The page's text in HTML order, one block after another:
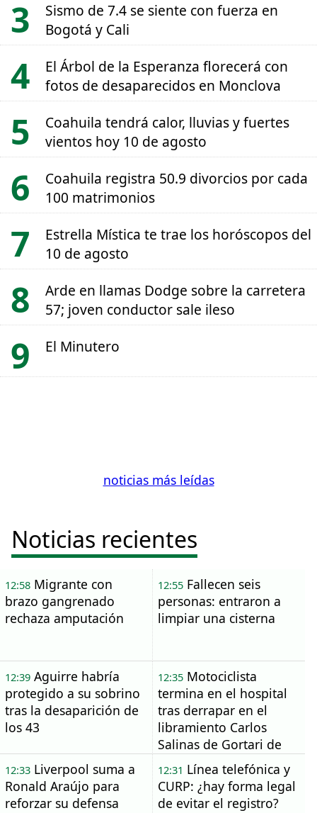
Sismo de 7.4 se siente con fuerza en
Bogotá y Cali
El Árbol de la Esperanza florecerá con
fotos de desaparecidos en Monclova
Coahuila tendrá calor, lluvias y fuertes
vientos hoy 10 de agosto
Coahuila registra 50.9 divorcios por cada
100 matrimonios
Estrella Mística te trae los horóscopos del
10 de agosto
Arde en llamas Dodge sobre la carretera
57; joven conductor sale ileso
El Minutero
noticias más leídas
Noticias recientes
12:58Migrante con
brazo gangrenado
rechaza amputación
12:55Fallecen seis
personas: entraron a
limpiar una cisterna
12:39Aguirre habría
protegido a su sobrino
tras la desaparición de
los 43
12:35Motociclista
termina en el hospital
tras derrapar en el
libramiento Carlos
Salinas de Gortari de
Frontera
12:33Liverpool suma a
Ronald Araújo para
reforzar su defensa
12:31 Línea telefónica y
CURP: ¿hay forma legal
de evitar el registro?